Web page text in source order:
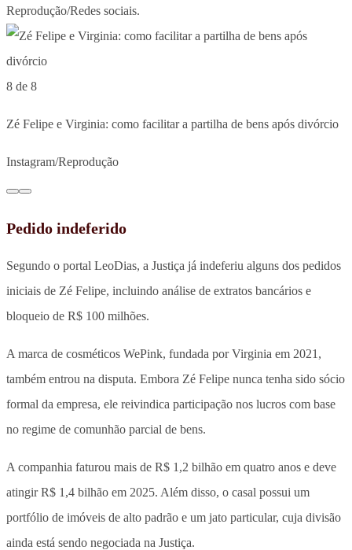
Reprodução/Redes sociais.
8 de 8
Zé Felipe e Virginia: como facilitar a partilha de bens após divórcio
Instagram/Reprodução
Pedido indeferido
Segundo o portal LeoDias, a Justiça já indeferiu alguns dos pedidos
iniciais de Zé Felipe, incluindo análise de extratos bancários e
bloqueio de R$ 100 milhões.
A marca de cosméticos WePink, fundada por Virginia em 2021,
também entrou na disputa. Embora Zé Felipe nunca tenha sido sócio
formal da empresa, ele reivindica participação nos lucros com base
no regime de comunhão parcial de bens.
A companhia faturou mais de R$ 1,2 bilhão em quatro anos e deve
atingir R$ 1,4 bilhão em 2025. Além disso, o casal possui um
portfólio de imóveis de alto padrão e um jato particular, cuja divisão
ainda está sendo negociada na Justiça.